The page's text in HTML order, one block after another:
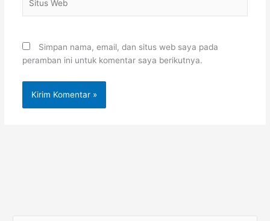
Web
Simpan nama, email, dan situs web saya pada
peramban ini untuk komentar saya berikutnya.